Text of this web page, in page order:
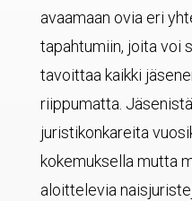
avaamaan ovia eri
tapahtumiin, joita voi
tavoittaa kaikki
riippumatta.
juristikonkareita
kokemuksella mutta
aloittelevia